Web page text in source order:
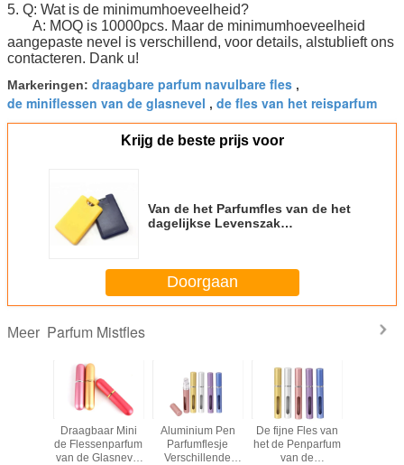
5. Q: Wat is de minimumhoeveelheid?
A: MOQ is 10000pcs. Maar de minimumhoeveelheid
aangepaste nevel is verschillend, voor details, alstublieft ons
contacteren. Dank u!
Markeringen: draagbare parfum navulbare fles ,
de miniflessen van de glasnevel , de fles van het reisparfum
Krijg de beste prijs voor
Van de het Parfumfles van de het
dagelijkse Levenszak
Doorgaan
Meer Parfum Mistfles
Draagbaar Mini
de Flessenparfum
van de Glasnevel
Aluminium Pen
Parfumflesje
Verschillende
De fijne Fles van
het de Penparfum
van de